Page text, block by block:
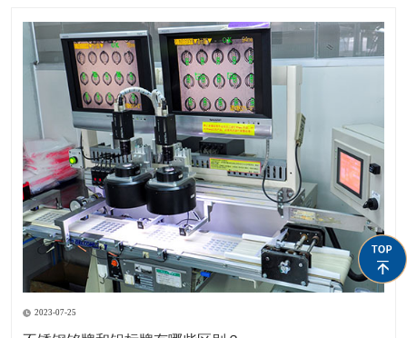
2023-07-25